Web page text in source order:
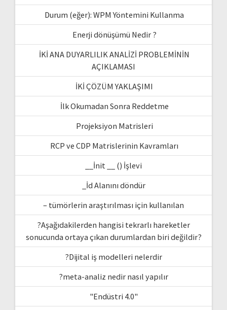
Durum (eğer): WPM Yöntemini Kullanma
Enerji dönüşümü Nedir ?
İKİ ANA DUYARLILIK ANALİZİ PROBLEMİNİN
AÇIKLAMASI
İKİ ÇÖZÜM YAKLAŞIMI
İlk Okumadan Sonra Reddetme
Projeksiyon Matrisleri
RCP ve CDP Matrislerinin Kavramları
__İnit __ () İşlevi
_İd Alanını döndür
– tümörlerin araştırılması için kullanılan
?Aşağıdakilerden hangisi tekrarlı hareketler
sonucunda ortaya çıkan durumlardan biri değildir?
?Dijital iş modelleri nelerdir
?meta-analiz nedir nasıl yapılır
"Endüstri 4.0"